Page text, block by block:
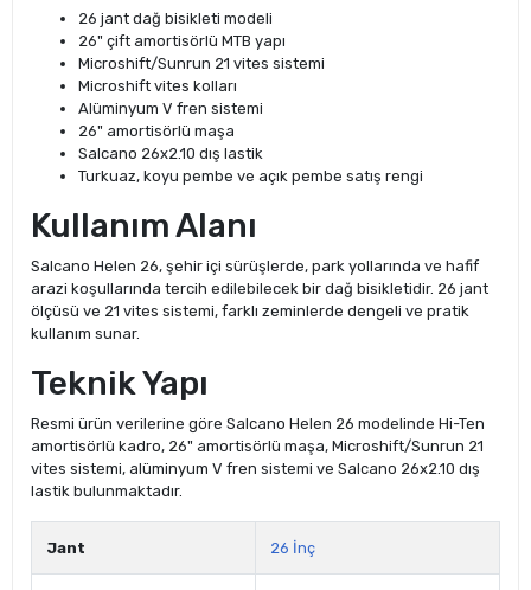
26 jant dağ bisikleti modeli
26" çift amortisörlü MTB yapı
Microshift/Sunrun 21 vites sistemi
Microshift vites kolları
Alüminyum V fren sistemi
26" amortisörlü maşa
Salcano 26x2.10 dış lastik
Turkuaz, koyu pembe ve açık pembe satış rengi
Kullanım Alanı
Salcano Helen 26, şehir içi sürüşlerde, park yollarında ve hafif
arazi koşullarında tercih edilebilecek bir dağ bisikletidir. 26 jant
ölçüsü ve 21 vites sistemi, farklı zeminlerde dengeli ve pratik
kullanım sunar.
Teknik Yapı
Resmi ürün verilerine göre Salcano Helen 26 modelinde Hi-Ten
amortisörlü kadro, 26" amortisörlü maşa, Microshift/Sunrun 21
vites sistemi, alüminyum V fren sistemi ve Salcano 26x2.10 dış
lastik bulunmaktadır.
Jant 26 İnç